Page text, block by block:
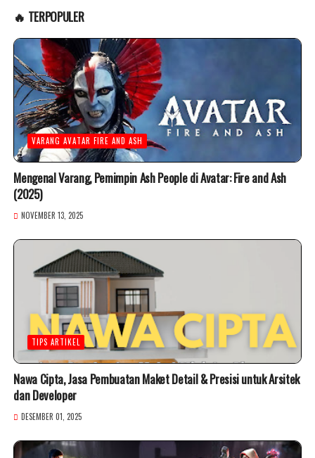
🔥 TERPOPULER
VARANG AVATAR FIRE AND ASH
Mengenal Varang, Pemimpin Ash People di Avatar: Fire and Ash
(2025)
NOVEMBER 13, 2025
TIPS ARTIKEL
Nawa Cipta, Jasa Pembuatan Maket Detail & Presisi untuk Arsitek
dan Developer
DESEMBER 01, 2025